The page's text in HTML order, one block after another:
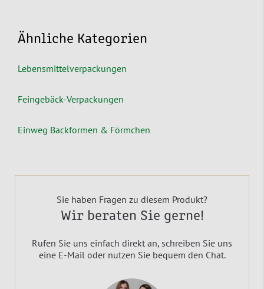
Ähnliche Kategorien
Lebensmittelverpackungen
Feingebäck-Verpackungen
Einweg Backformen & Förmchen
Sie haben Fragen zu diesem Produkt?
Wir beraten Sie gerne!
Rufen Sie uns einfach direkt an, schreiben Sie uns
eine E-Mail oder nutzen Sie bequem den Chat.